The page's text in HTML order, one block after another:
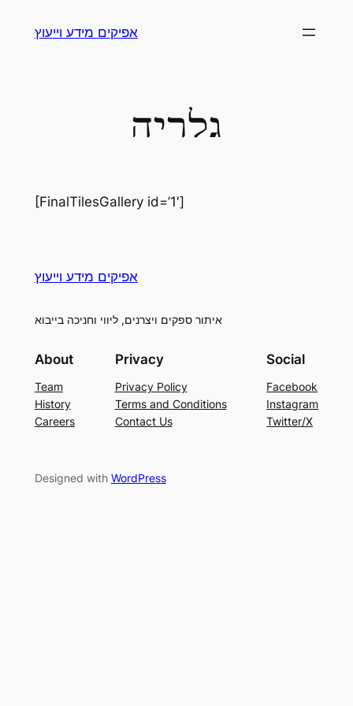
אפיקים מידע וייעוץ
גלריה
[FinalTilesGallery id=’1′]
אפיקים מידע וייעוץ
איתור ספקים ויצרנים, ליווי וחניכה בייבוא
About
Team
History
Careers
Privacy
Privacy Policy
Terms and Conditions
Contact Us
Social
Facebook
Instagram
Twitter/X
Designed with WordPress